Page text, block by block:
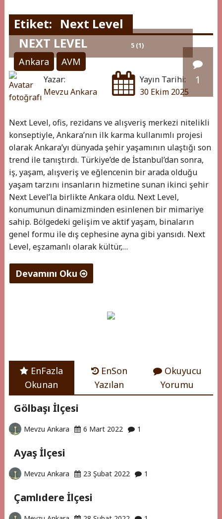
Etiket: Next Level
Ankara AVM
1
NEXT LEVEL 5 (1)
Yazar:
Mevzu Ankara
Yayın Tarihi:
30 Ekim 2025
Next Level, ofis, rezidans ve alışveriş merkezi nitelikli
konseptiyle, Ankara’nın ilk karma kullanımlı projesi
olarak Ankara’yı dünyada şehir yaşamının ulaştığı son
trend ile tanıştırdı. Türkiye’de de İstanbul’dan sonra,
iş, yaşam, alışveriş ve eğlencenin bir arada olduğu
yaşam tarzını insanların hizmetine sunan ikinci şehir
Next Level’la birlikte Ankara oldu. Next Level,
konumunun dinamizminden esinlenen bir mimariye
sahip. Bölgedeki gelişim ve aktif yaşam, binaların
genel formu ile dış cephesine ayna gibi yansıdı. Next
Level, eşzamanlı olarak kültür,…
Devamını Oku
EnFazla
Okunan
EnSon
Yazılan
Okuyucu
Yorumu
Gölbaşı İlçesi
Mevzu Ankara 6 Mart 2022 1
Ayaş İlçesi
Mevzu Ankara 23 Şubat 2022 1
Çamlıdere İlçesi